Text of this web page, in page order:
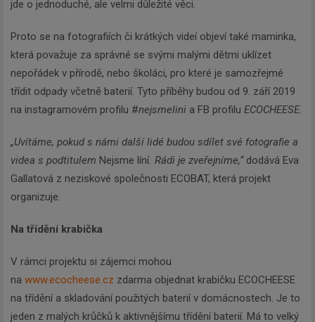
jde o jednoduché, ale velmi důležité věci.
Proto se na fotografiích či krátkých videí objeví také maminka,
která považuje za správné se svými malými dětmi uklízet
nepořádek v přírodě, nebo školáci, pro které je samozřejmé
třídit odpady včetně baterií. Tyto příběhy budou od 9. září 2019
na instagramovém profilu #nejsmelini a FB profilu ECOCHEESE.
„Uvítáme, pokud s námi další lidé budou sdílet své fotografie a
videa s podtitulem Nejsme líní. Rádi je zveřejníme,“dodává Eva
Gallatová z neziskové společnosti ECOBAT, která projekt
organizuje.
Na třídění krabička
V rámci projektu si zájemci mohou
na www.ecocheese.cz zdarma objednat krabičku ECOCHEESE
na třídění a skladování použitých baterií v domácnostech. Je to
jeden z malých krůčků k aktivnějšímu třídění baterií. Má to velký